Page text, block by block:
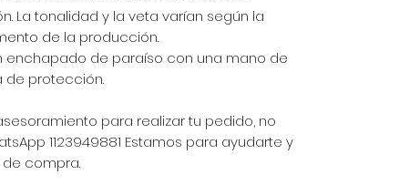
La tonalidad y la veta varían según la
de la producción.
enchapado de paraíso con una mano de
protección.
para realizar tu pedido, no
1123949881 Estamos para ayudarte y
compra.